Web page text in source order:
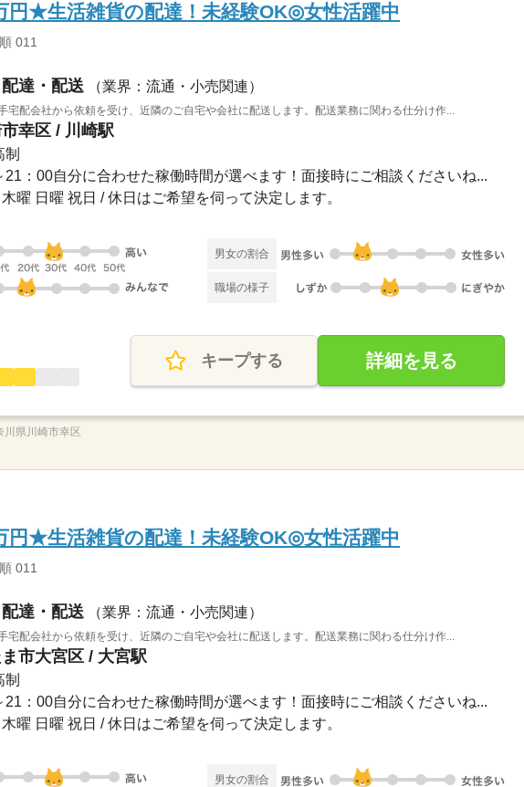
円★生活雑貨の配達！未経験OK◎女性活躍中
011
配達・配送 （業界：流通・小売関連）
宅配会社から依頼を受け、近隣のご自宅や会社に配送します。配送業務に関わる仕分け作...
幸区 / 川崎駅
21：00自分に合わせた稼働時間が選べます！面接時にご相談くださいね...
曜 日曜 祝日 / 休日はご希望を伺って決定します。
男女の割合
職場の様子
キープする 詳細を見る
川県川崎市幸区
円★生活雑貨の配達！未経験OK◎女性活躍中
011
配達・配送 （業界：流通・小売関連）
宅配会社から依頼を受け、近隣のご自宅や会社に配送します。配送業務に関わる仕分け作...
市大宮区 / 大宮駅
21：00自分に合わせた稼働時間が選べます！面接時にご相談くださいね...
曜 日曜 祝日 / 休日はご希望を伺って決定します。
男女の割合